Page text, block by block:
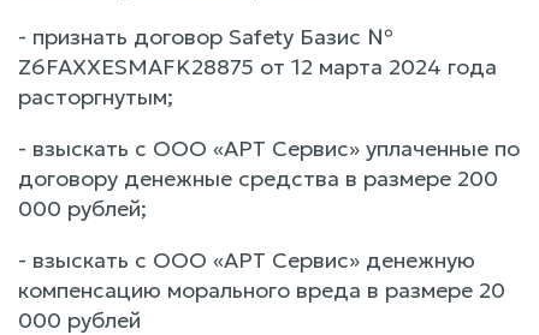
- признать договор Safety Базис №
Z6FAXXESMAFK28875 от 12 марта 2024 года
расторгнутым;
- взыскать с ООО «АРТ Сервис» уплаченные по
договору денежные средства в размере 200
000 рублей;
- взыскать с ООО «АРТ Сервис» денежную
компенсацию морального вреда в размере 20
000 рублей